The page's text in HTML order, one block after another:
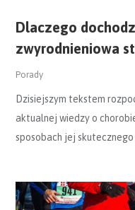
Dlaczego
zwyrodnieniowa
Porady
Dzisiejszym tekstem
aktualnej wiedzy o
sposobach jej